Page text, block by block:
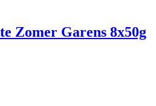
Zomer Garens 8x50g